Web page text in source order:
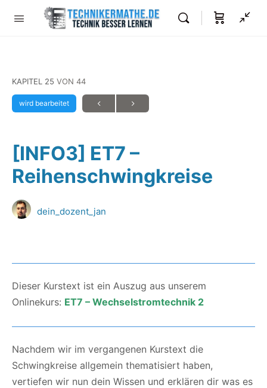
KAPITEL 25 VON 44
wird bearbeitet
[INFO3] ET7 –
Reihenschwingkreise
dein_dozent_jan
Dieser Kurstext ist ein Auszug aus unserem
Onlinekurs: ET7 – Wechselstromtechnik 2
Nachdem wir im vergangenen Kurstext die
Schwingkreise allgemein thematisiert haben,
vertiefen wir nun dein Wissen und erklären dir was es